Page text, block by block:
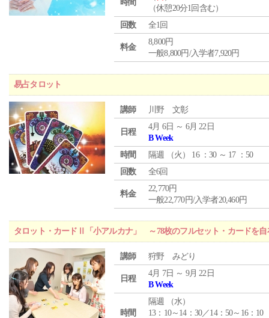
時間
（休憩20分1回含む）
回数
全1回
料金
8,800円
一般8,800円/入学者7,920円
易占タロット
講師 川野 文彰
日程
4月 6日 ～ 6月 22日
B Week
時間
隔週 （火 ） 16 ：30 ～ 17 ：50
回数
全6回
料金
22,770円
一般22,770円/入学者20,460円
タロット・カードⅡ「小アルカナ」 ～78枚のフルセット・カードを自
講師 狩野 みどり
日程
4月 7日 ～ 9月 22日
B Week
時間
隔週 （水）
13：10～14：30／14：50～16：10